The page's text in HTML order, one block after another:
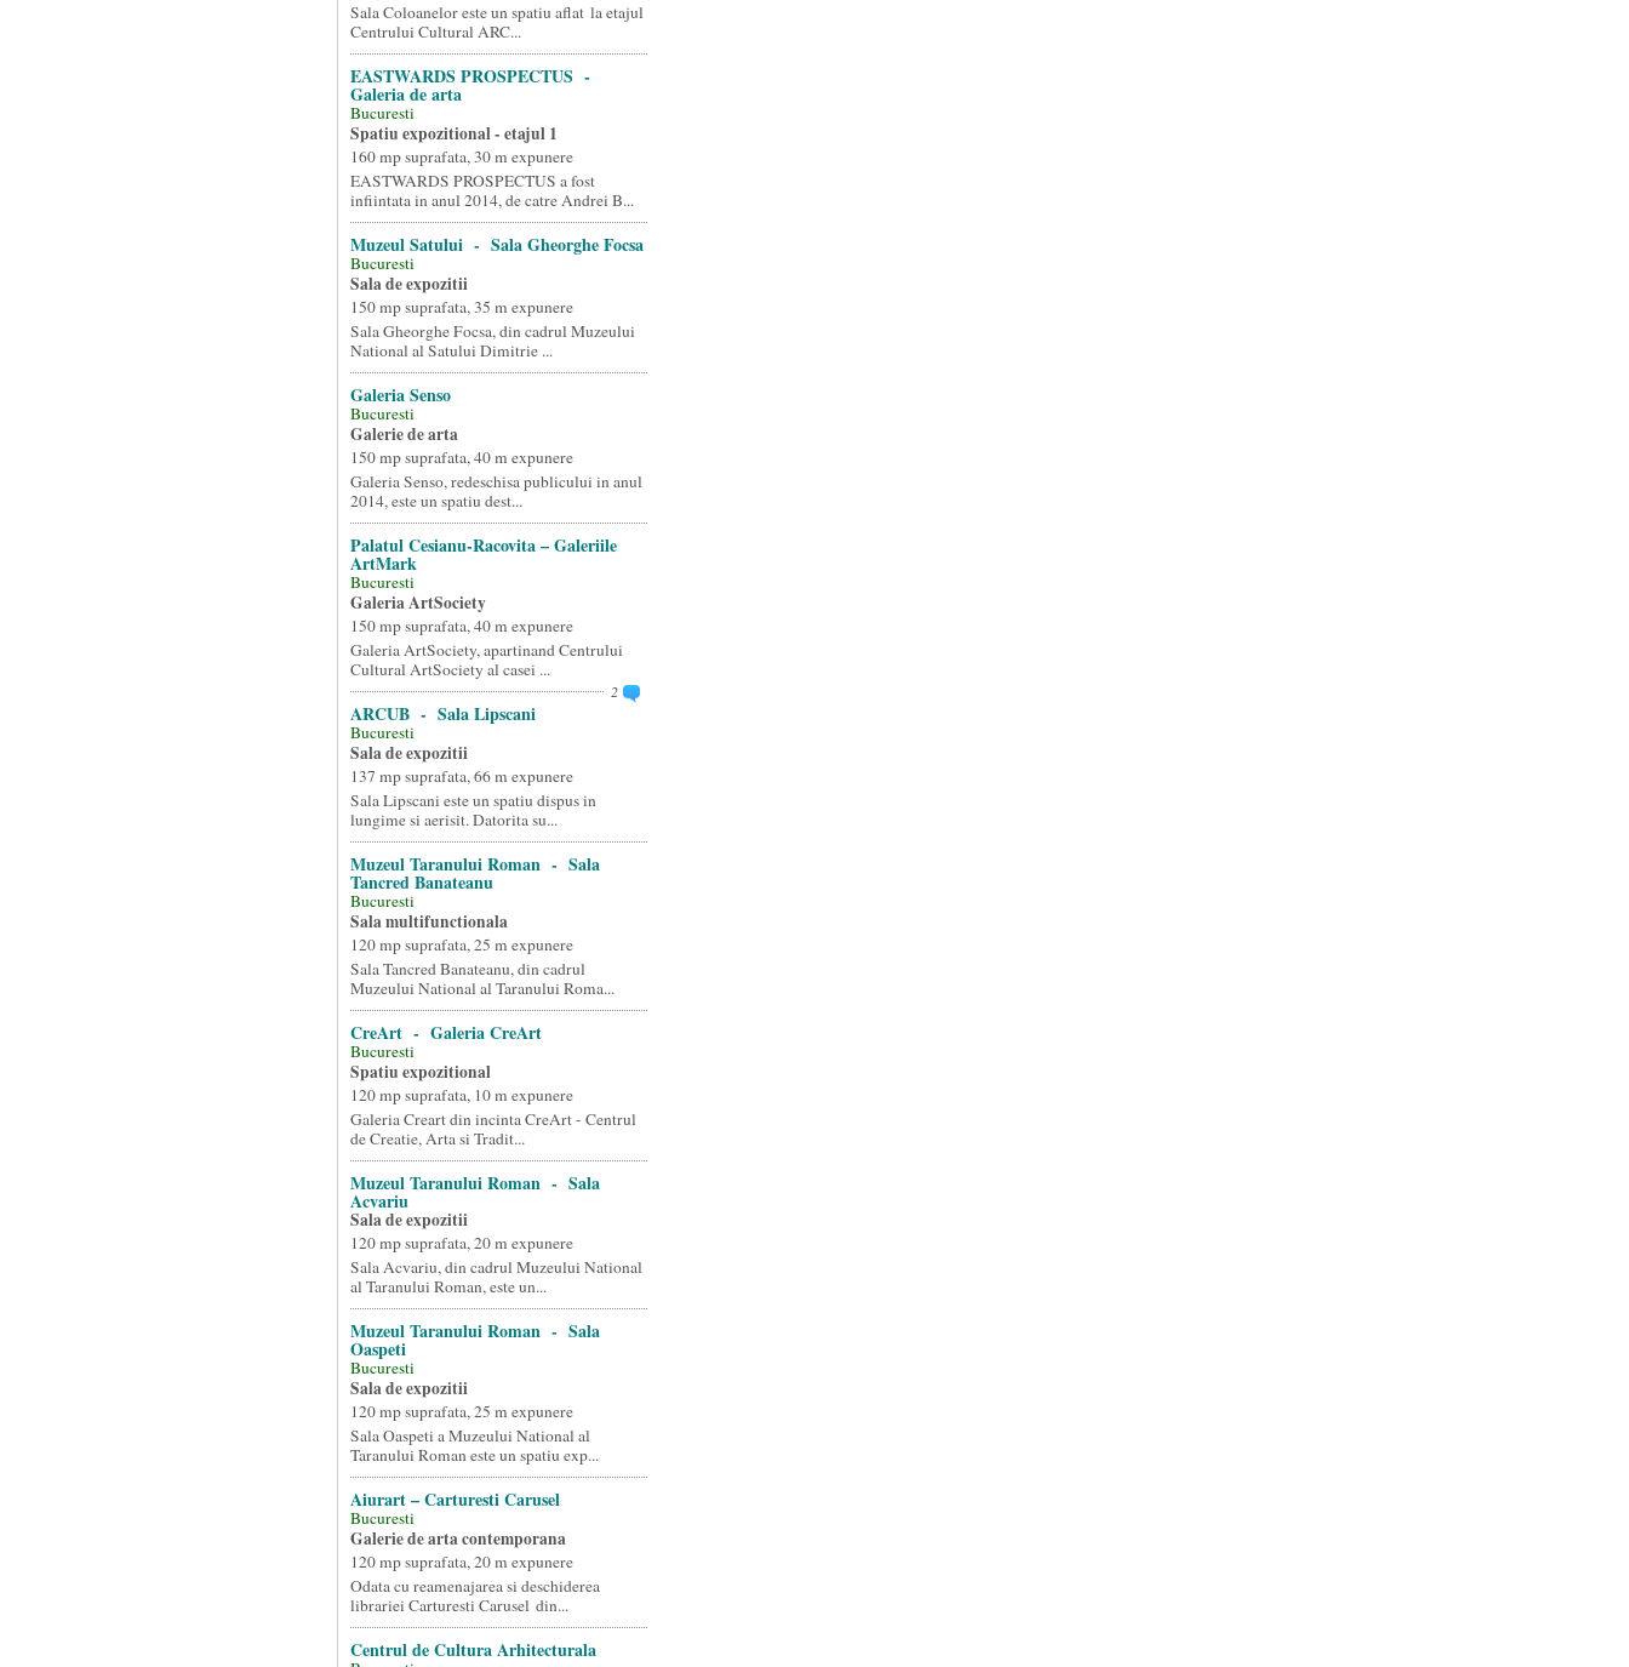
Sala Coloanelor este un spatiu aflat la etajul
Centrului Cultural ARC...
EASTWARDS PROSPECTUS -
Galeria de arta
Bucuresti
Spatiu expozitional - etajul 1
160 mp suprafata, 30 m expunere
EASTWARDS PROSPECTUS a fost
infiintata in anul 2014, de catre Andrei B...
Muzeul Satului - Sala Gheorghe Focsa
Bucuresti
Sala de expozitii
150 mp suprafata, 35 m expunere
Sala Gheorghe Focsa, din cadrul Muzeului
National al Satului Dimitrie ...
Galeria Senso
Bucuresti
Galerie de arta
150 mp suprafata, 40 m expunere
Galeria Senso, redeschisa publicului in anul
2014, este un spatiu dest...
Palatul Cesianu-Racovita – Galeriile
ArtMark
Bucuresti
Galeria ArtSociety
150 mp suprafata, 40 m expunere
Galeria ArtSociety, apartinand Centrului
Cultural ArtSociety al casei ...
2
ARCUB - Sala Lipscani
Bucuresti
Sala de expozitii
137 mp suprafata, 66 m expunere
Sala Lipscani este un spatiu dispus in
lungime si aerisit. Datorita su...
Muzeul Taranului Roman - Sala
Tancred Banateanu
Bucuresti
Sala multifunctionala
120 mp suprafata, 25 m expunere
Sala Tancred Banateanu, din cadrul
Muzeului National al Taranului Roma...
CreArt - Galeria CreArt
Bucuresti
Spatiu expozitional
120 mp suprafata, 10 m expunere
Galeria Creart din incinta CreArt - Centrul
de Creatie, Arta si Tradit...
Muzeul Taranului Roman - Sala
Acvariu
Sala de expozitii
120 mp suprafata, 20 m expunere
Sala Acvariu, din cadrul Muzeului National
al Taranului Roman, este un...
Muzeul Taranului Roman - Sala
Oaspeti
Bucuresti
Sala de expozitii
120 mp suprafata, 25 m expunere
Sala Oaspeti a Muzeului National al
Taranului Roman este un spatiu exp...
Aiurart – Carturesti Carusel
Bucuresti
Galerie de arta contemporana
120 mp suprafata, 20 m expunere
Odata cu reamenajarea si deschiderea
librariei Carturesti Carusel din...
Centrul de Cultura Arhitecturala